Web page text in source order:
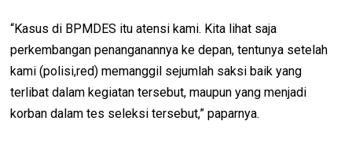
“Kasus di BPMDES itu atensi kami. Kita lihat saja
perkembangan penanganannya ke depan, tentunya setelah
kami (polisi,red) memanggil sejumlah saksi baik yang
terlibat dalam kegiatan tersebut, maupun yang menjadi
korban dalam tes seleksi tersebut,” paparnya.